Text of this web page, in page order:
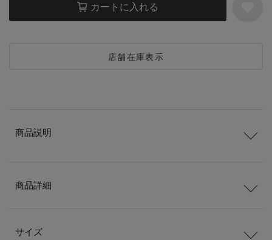
カートに入れる
店舗在庫表示
商品説明
商品詳細
サイズ